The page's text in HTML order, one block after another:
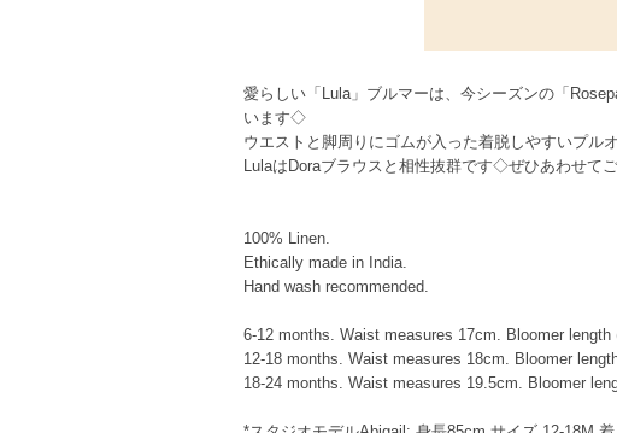
愛らしい「Lula」ブルマーは、今シーズンの「
います◇
ウエストと脚周りにゴムが入った着脱しやすいプル
LulaはDoraブラウスと相性抜群です◇ぜひあわせて
100% Linen.
Ethically made in India.
Hand wash recommended.
6-12 months. Waist measures 17cm. Bloomer
12-18 months. Waist measures 18cm. Bloomer
18-24 months. Waist measures 19.5cm. Bloomer